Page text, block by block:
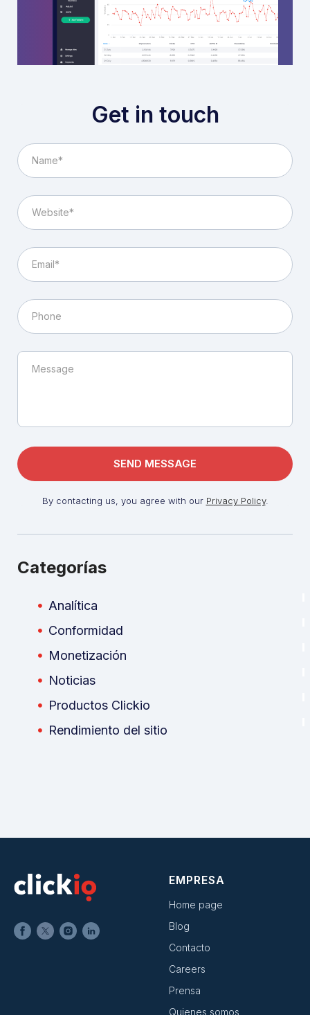
Get in touch
By contacting us, you agree with our Privacy Policy.
Categorías
Analítica
Conformidad
Monetización
Noticias
Productos Clickio
Rendimiento del sitio
EMPRESA
Home page
Blog
Contacto
Careers
Prensa
Quienes somos